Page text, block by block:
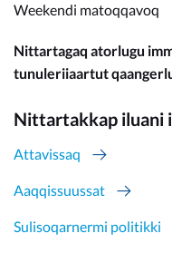
Weekendi matoqqavoq
Nittartagaq atorlugu
tunuleriiaartut
Nittartakkap iluani
Attavissaq
Aaqqissuussat
Sulisoqarnermi politikki